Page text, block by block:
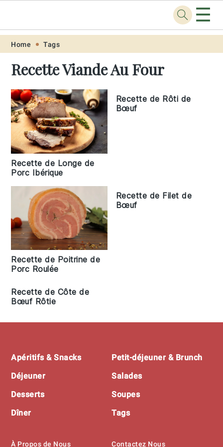
Skip
primary
navigation
Skip
main
content
Skip
primary
sidebar
Skip
footer
Recette.pro ☰
Home Tags
Recette Viande Au Four
Recette de Longe de
Porc Ibérique
Recette de Rôti de
Bœuf
Recette de Poitrine de
Porc Roulée
Recette de Filet de
Bœuf
Recette de Côte de
Bœuf Rôtie
Footer
Apéritifs & Snacks
Déjeuner
Desserts
Dîner
Petit-déjeuner & Brunch
Salades
Soupes
Tags
À Propos de Nous Contactez Nous